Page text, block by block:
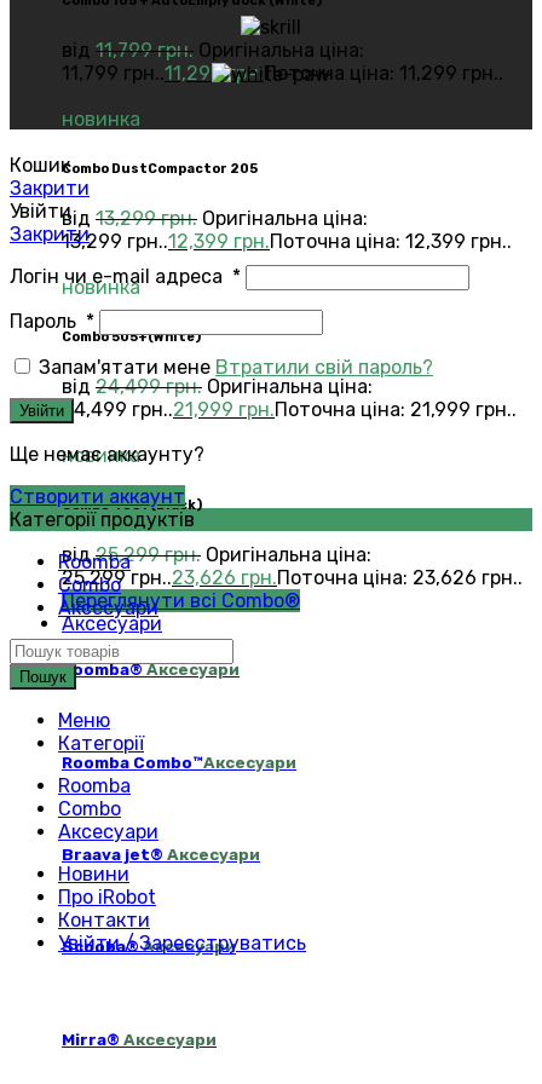
від 11,799грн. Оригінальна ціна:
11,799 грн..11,299грн. Поточна ціна: 11,299 грн..
новинка
Combo DustCompactor 205
від 13,299грн. Оригінальна ціна:
13,299 грн..12,399 грн.Поточна ціна: 12,399 грн..
новинка
Сombo 505+(White)
від 24,499грн. Оригінальна ціна:
24,499 грн..21,999 грн.Поточна ціна: 21,999 грн..
новинка
Сombo 405+(Black)
від25,299грн. Оригінальна ціна:
25,299 грн..23,626 грн.Поточна ціна: 23,626 грн..
Переглянути всі Combo®
Аксесуари
Roomba®Аксесуари
Roomba Combo™Аксесуари
Braava jet® Аксесуари
Scooba®Аксесуари
Mirra® Аксесуари
Кошик
Закрити
Увійти
Закрити
Логін чи e-mail адреса *
Пароль *
Запам'ятати мене Втратили свій пароль?
Увійти
Ще немає аккаунту?
Створити аккаунт
Категорії продуктів
Roomba
Combo
Аксесуари
Пошук
Меню
Категорії
Roomba
Combo
Аксесуари
Новини
Про iRobot
Контакти
Увійти / Зареєструватись